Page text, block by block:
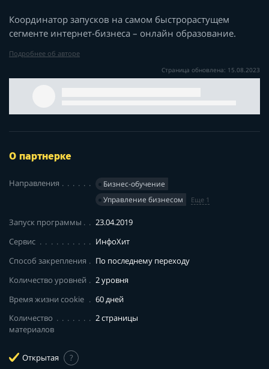
Координатор запусков на самом быстрорастущем
сегменте интернет-бизнеса – онлайн образование.
Подробнее об авторе
Страница обновлена: 15.08.2023
О партнерке
Направления
Бизнес-обучение
Управление бизнесом
Еще 1
Запуск программы
23.04.2019
Сервис
ИнфоХит
Способ закрепления
По последнему переходу
Количество уровней
2 уровня
Время жизни cookie
60 дней
Количество
материалов
2 страницы
Открытая ?